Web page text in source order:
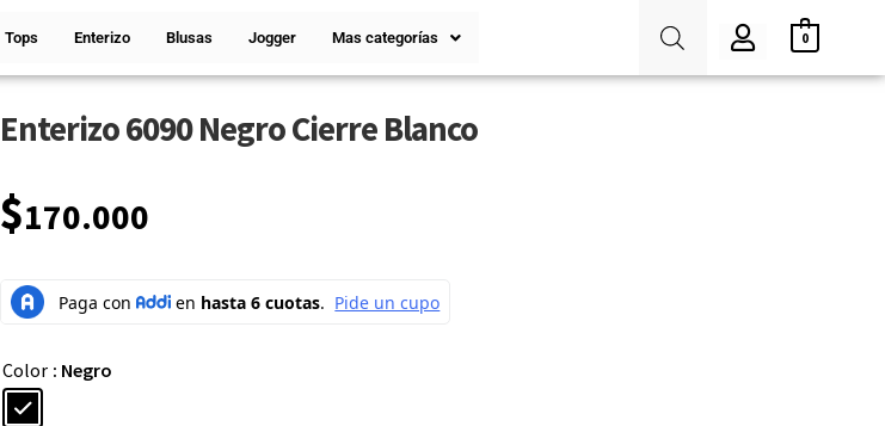
Tops Enterizo Blusas Jogger Mas categorías 0
Enterizo 6090 Negro Cierre Blanco
$170.000
Color : Negro